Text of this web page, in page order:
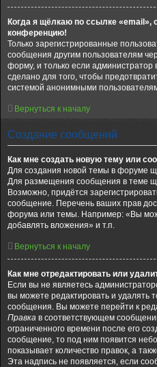
Когда я щёлкаю по ссылке «email»,
конференцию!
Только зарегистрированные
сообщения другим пользователям
форму, и только если администратор
сделано для того, чтобы
системой анонимными
Вернуться к началу
Создание сообщений
Как мне создать новую тему или
Для создания новой темы в форуме
Для размещения сообщения в теме
Возможно, придётся
сообщение. Перечень ваших прав
форума или темы. Например: «Вы
добавлять вложения» и т.п.
Вернуться к началу
Как мне отредактировать или
Если вы не являетесь
вы можете редактировать и удалять
сообщения. Вы можете перейти к
Правка в соответствующем
ограниченного времени после его
сообщение, то под ним появится
показывает количество правок, а
Эта надпись не появляется, если